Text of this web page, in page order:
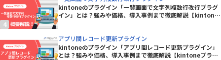
kintoneのプラグイン「一覧画面で文字列複数行改行プラグ
イン」とは？強みや価格、導入事例まで徹底解説【kintone
アプリ間レコード更新プラグイン
kintoneのプラグイン「アプリ間レコード更新プラグイン」
とは？強みや価格、導入事例まで徹底解説【kintoneプラグ